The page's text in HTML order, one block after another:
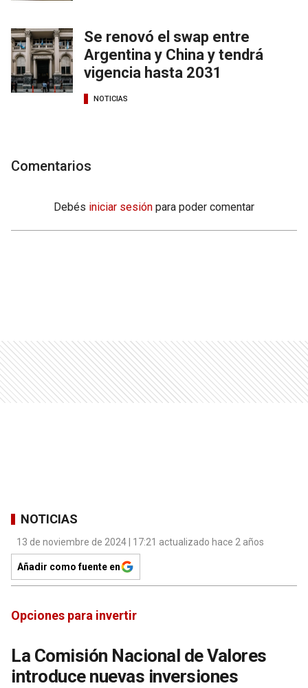
Se renovó el swap entre
Argentina y China y tendrá
vigencia hasta 2031
NOTICIAS
Comentarios
Debés iniciar sesión para poder comentar
NOTICIAS
13 de noviembre de 2024 | 17:21 actualizado hace 2 años
Añadir como fuente en
Opciones para invertir
La Comisión Nacional de Valores
introduce nuevas inversiones